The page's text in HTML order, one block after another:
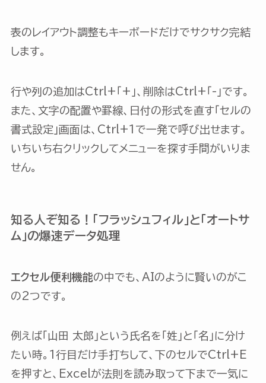
表のレイアウト調整もキーボードだけでサクサク完結
します。
行や列の追加はCtrl+「+」、削除はCtrl+「-」です。
また、文字の配置や罫線、日付の形式を直す「セルの
書式設定」画面は、Ctrl+1で一発で呼び出せます。
いちいち右クリックしてメニューを探す手間がいりま
せん。
知る人ぞ知る！「フラッシュフィル」と「オートサ
ム」の爆速データ処理
エクセル便利機能の中でも、AIのように賢いのがこ
の2つです。
例えば「山田 太郎」という氏名を「姓」と「名」に分け
たい時。1行目だけ手打ちして、下のセルでCtrl+E
を押すと、Excelが法則を読み取って下まで一気に